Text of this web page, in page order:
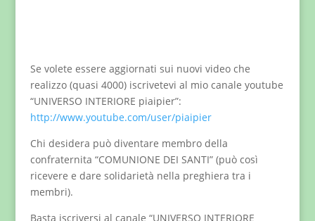
Se volete essere aggiornati sui nuovi video che
realizzo (quasi 4000) iscrivetevi al mio canale youtube
“UNIVERSO INTERIORE piaipier”:
http://www.youtube.com/user/piaipier
Chi desidera può diventare membro della
confraternita “COMUNIONE DEI SANTI” (può così
ricevere e dare solidarietà nella preghiera tra i
membri).
Basta iscriversi al canale “UNIVERSO INTERIORE